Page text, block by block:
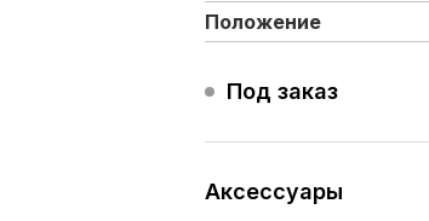
Положение
Под заказ
Аксессуары